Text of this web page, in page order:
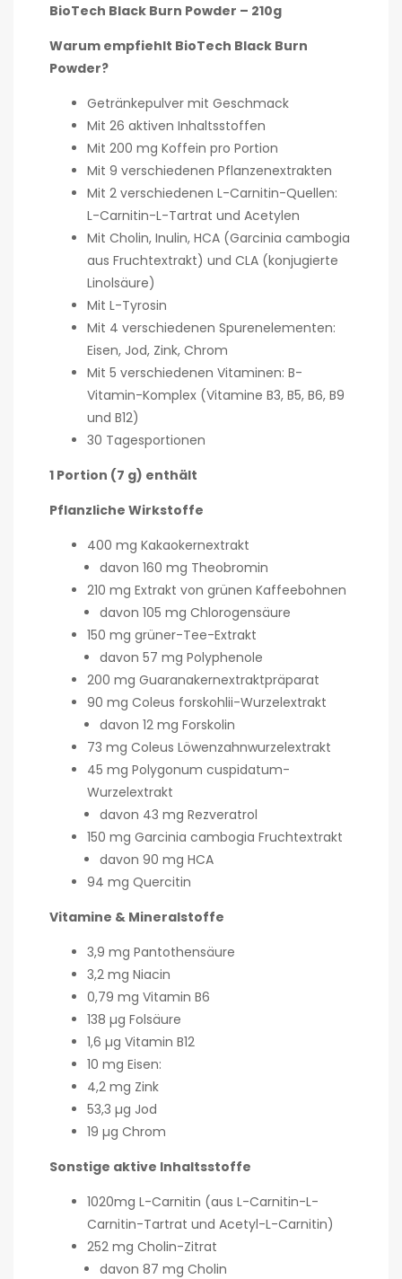
BioTech Black Burn Powder – 210g
Warum empfiehlt BioTech Black Burn
Powder?
Getränkepulver mit Geschmack
Mit 26 aktiven Inhaltsstoffen
Mit 200 mg Koffein pro Portion
Mit 9 verschiedenen Pflanzenextrakten
Mit 2 verschiedenen L-Carnitin-Quellen:
L-Carnitin-L-Tartrat und Acetylen
Mit Cholin, Inulin, HCA (Garcinia cambogia
aus Fruchtextrakt) und CLA (konjugierte
Linolsäure)
Mit L-Tyrosin
Mit 4 verschiedenen Spurenelementen:
Eisen, Jod, Zink, Chrom
Mit 5 verschiedenen Vitaminen: B-
Vitamin-Komplex (Vitamine B3, B5, B6, B9
und B12)
30 Tagesportionen
1 Portion (7 g) enthält
Pflanzliche Wirkstoffe
400 mg Kakaokernextrakt
davon 160 mg Theobromin
210 mg Extrakt von grünen Kaffeebohnen
davon 105 mg Chlorogensäure
150 mg grüner-Tee-Extrakt
davon 57 mg Polyphenole
200 mg Guaranakernextraktpräparat
90 mg Coleus forskohlii-Wurzelextrakt
davon 12 mg Forskolin
73 mg Coleus Löwenzahnwurzelextrakt
45 mg Polygonum cuspidatum-
Wurzelextrakt
davon 43 mg Rezveratrol
150 mg Garcinia cambogia Fruchtextrakt
davon 90 mg HCA
94 mg Quercitin
Vitamine & Mineralstoffe
3,9 mg Pantothensäure
3,2 mg Niacin
0,79 mg Vitamin B6
138 µg Folsäure
1,6 µg Vitamin B12
10 mg Eisen:
4,2 mg Zink
53,3 µg Jod
19 µg Chrom
Sonstige aktive Inhaltsstoffe
1020mg L-Carnitin (aus L-Carnitin-L-
Carnitin-Tartrat und Acetyl-L-Carnitin)
252 mg Cholin-Zitrat
davon 87 mg Cholin